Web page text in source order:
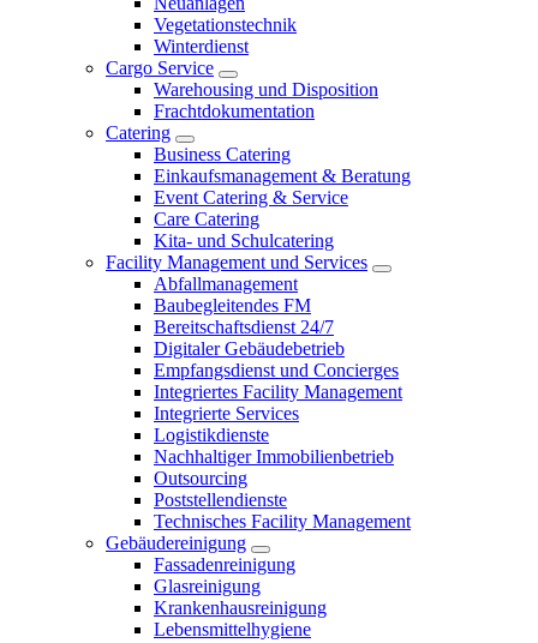
Vegetationstechnik
Winterdienst
Cargo Service
Warehousing und Disposition
Frachtdokumentation
Catering
Business Catering
Einkaufsmanagement & Beratung
Event Catering & Service
Care Catering
Kita- und Schulcatering
Facility Management und Services
Abfallmanagement
Baubegleitendes FM
Bereitschaftsdienst 24/7
Digitaler Gebäudebetrieb
Empfangsdienst und Concierges
Integriertes Facility Management
Integrierte Services
Logistikdienste
Nachhaltiger Immobilienbetrieb
Outsourcing
Poststellendienste
Technisches Facility Management
Gebäudereinigung
Fassadenreinigung
Glasreinigung
Krankenhausreinigung
Lebensmittelhygiene